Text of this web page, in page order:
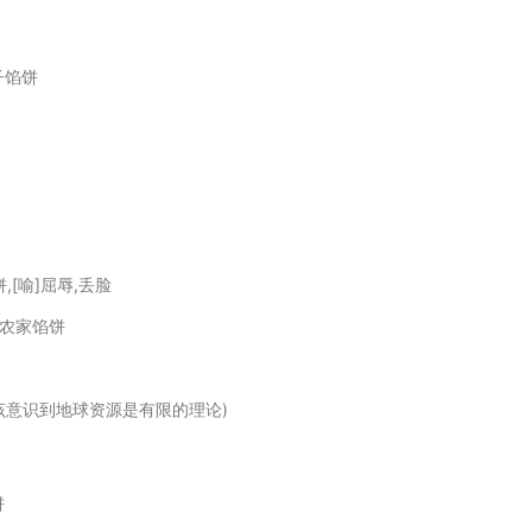
馅饼
,[喻]屈辱,丢脸
家馅饼
识到地球资源是有限的理论)